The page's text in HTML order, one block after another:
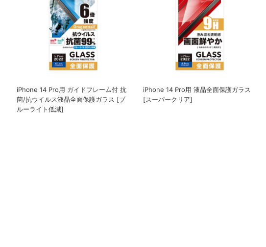
iPhone 14 Pro用 ガイドフレーム付 抗
菌/抗ウイルス液晶全面保護ガラス [ブ
ルーライト低減]
iPhone 14 Pro用 液晶全面保護ガラス
[スーパークリア]